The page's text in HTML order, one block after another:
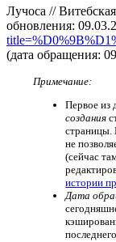
Лучоса //
обновления:
(дата обращения:
Примечание:
Первое из
создания
не
(сейчас
истории
Дата